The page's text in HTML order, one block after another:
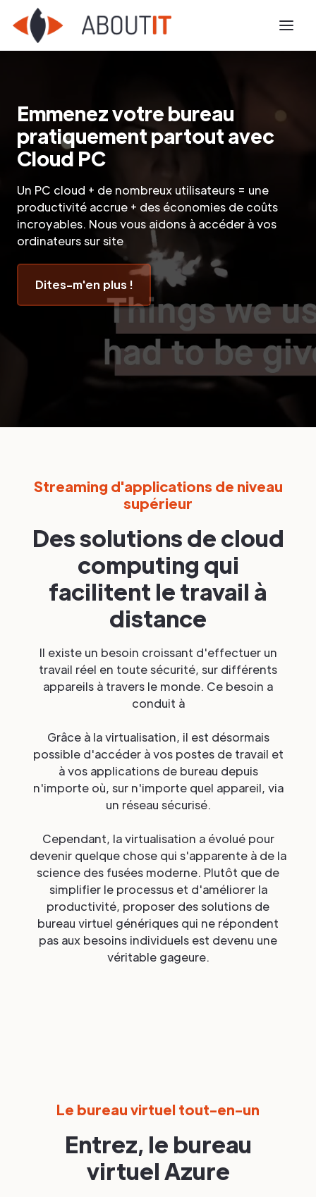
Emmenez votre bureau
pratiquement partout avec
Cloud PC
Un PC cloud + de nombreux utilisateurs = une
productivité accrue + des économies de coûts
incroyables. Nous vous aidons à accéder à vos
ordinateurs sur site
Dites-m'en plus !
Streaming d'applications de niveau
supérieur
Des solutions de cloud
computing qui
facilitent le travail à
distance
Il existe un besoin croissant d'effectuer un
travail réel en toute sécurité, sur différents
appareils à travers le monde. Ce besoin a
conduit à
Grâce à la virtualisation, il est désormais
possible d'accéder à vos postes de travail et
à vos applications de bureau depuis
n'importe où, sur n'importe quel appareil, via
un réseau sécurisé.
Cependant, la virtualisation a évolué pour
devenir quelque chose qui s'apparente à de la
science des fusées moderne. Plutôt que de
simplifier le processus et d'améliorer la
productivité, proposer des solutions de
bureau virtuel génériques qui ne répondent
pas aux besoins individuels est devenu une
véritable gageure.
Le bureau virtuel tout-en-un
Entrez, le bureau
virtuel Azure